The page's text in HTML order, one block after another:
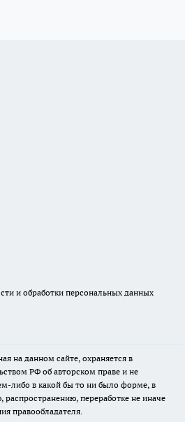
и обработки персональных данных
на данном сайте, охраняется в
РФ об авторском праве и не
либо в какой бы то ни было форме, в
переработке не иначе
правообладателя.